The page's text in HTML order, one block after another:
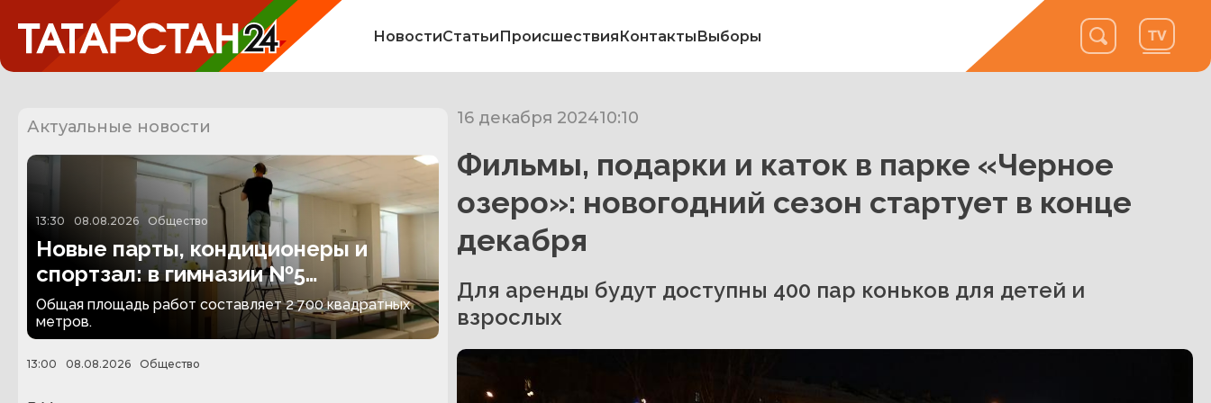
НовостиСтатьиПроисшествияКонтактыВыборы
Актуальные новости
13:30 08.08.2026 Общество
Новые парты, кондиционеры и
спортзал: в гимназии №5
Альметьевска идёт капремонт
Общая площадь работ составляет 2 700 квадратных
метров.
13:00 08.08.2026 Общество
16 декабря 202410:10
Фильмы, подарки и каток в парке «Черное
озеро»: новогодний сезон стартует в конце
декабря
Для аренды будут доступны 400 пар коньков для детей и
взрослых